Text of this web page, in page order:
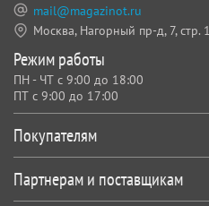
Покупателям
Партнерам и поставщикам
mail@magazinot.ru
Москва, Нагорный пр-д, 7, стр.
Режим работы
ПН - ЧТ с 9:00 до 18:00
ПТ с 9:00 до 17:00